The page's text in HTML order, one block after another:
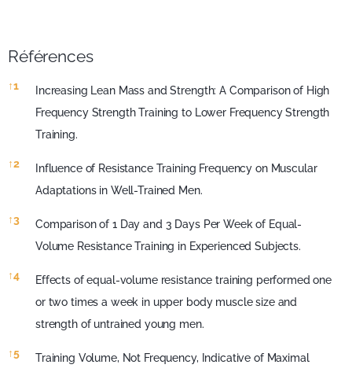
Références
Références
↑1
Increasing Lean Mass and Strength: A Comparison of High
Frequency Strength Training to Lower Frequency Strength
Training.
↑2
Influence of Resistance Training Frequency on Muscular
Adaptations in Well-Trained Men.
↑3
Comparison of 1 Day and 3 Days Per Week of Equal-
Volume Resistance Training in Experienced Subjects.
↑4
Effects of equal-volume resistance training performed one
or two times a week in upper body muscle size and
strength of untrained young men.
↑5
Training Volume, Not Frequency, Indicative of Maximal